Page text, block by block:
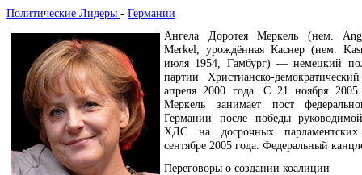
Политические Лидеры - Германии
Ангела Доротея Меркель (нем.
Merkel, урождённая Каснер (нем.
июля 1954, Гамбург) — немецкий
партии Христианско-
апреля 2000 года. С 21 ноября 2005
Меркель занимает пост
Германии после победы
ХДС на досрочных
сентябре 2005 года. Федеральный
Переговоры о создании коалиции